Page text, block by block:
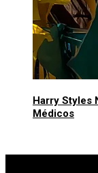
Harry Styles
Médicos